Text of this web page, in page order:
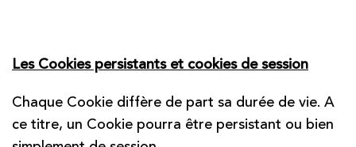
Les Cookies persistants et cookies de session
Chaque Cookie diffère de part sa durée de vie. A
ce titre, un Cookie pourra être persistant ou bien